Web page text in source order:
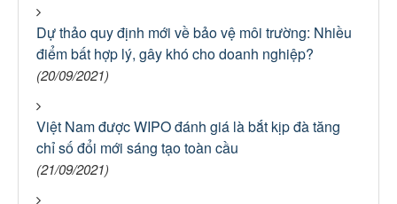
Dự thảo quy định mới về bảo vệ môi trường: Nhiều
điểm bất hợp lý, gây khó cho doanh nghiệp?
(20/09/2021)
Việt Nam được WIPO đánh giá là bắt kịp đà tăng
chỉ số đổi mới sáng tạo toàn cầu
(21/09/2021)